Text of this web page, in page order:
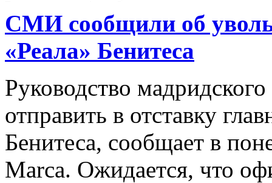
СМИ сообщили об
«Реала» Бенитеса
Руководство
отправить в отставку
Бенитеса, сообщает в
Marca. Ожидается, что